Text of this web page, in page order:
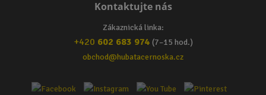
Kontaktujte nás
Zákaznická linka:
+420 602 683 974 (7–15 hod.)
obchod@hubatacernoska.cz